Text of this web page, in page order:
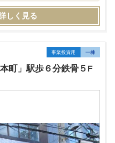
しく見る
事業投資用 一棟
町」駅歩６分鉄骨５F